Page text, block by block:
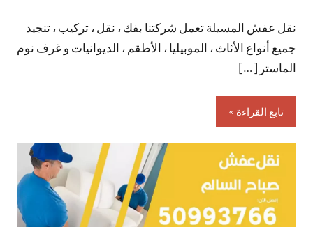
تعليقات
نقل عفش المسيلة تعمل شركتنا بفك ، نقل ، تركيب ، تنجيد
جميع أنواع الأثاث ، الموبيليا ، الأطقم ، الديوانيات و غرف نوم
الماستر […]
تابع القراءة